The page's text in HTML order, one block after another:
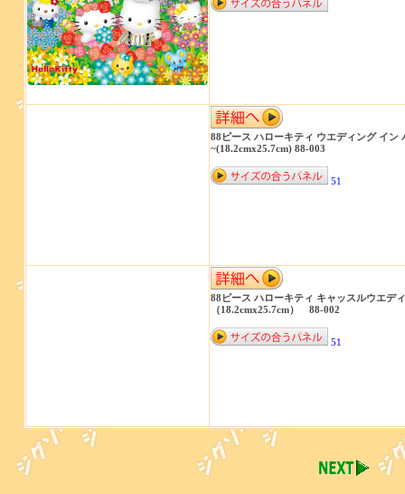
88ピース ハローキティ ウエディング イン
~(18.2cmx25.7cm) 88-003
51
88ピース ハローキティ キャッスルウエデ
（18.2cmx25.7cm） 88-002
51